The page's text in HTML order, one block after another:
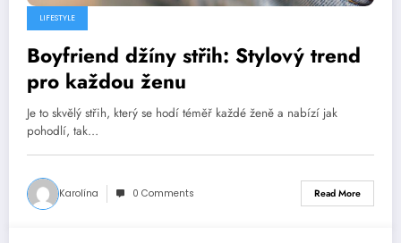
LIFESTYLE
Boyfriend džíny střih: Stylový trend
pro každou ženu
Je to skvělý střih, který se hodí téměř každé ženě a nabízí jak
pohodlí, tak…
Karolína 0 Comments Read More